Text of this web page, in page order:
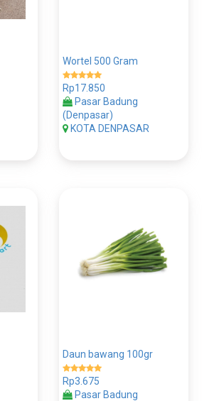
Wortel 500 Gram
Rp17.850
Pasar Badung
(Denpasar)
KOTA DENPASAR
Daun bawang 100gr
Rp3.675
Pasar Badung